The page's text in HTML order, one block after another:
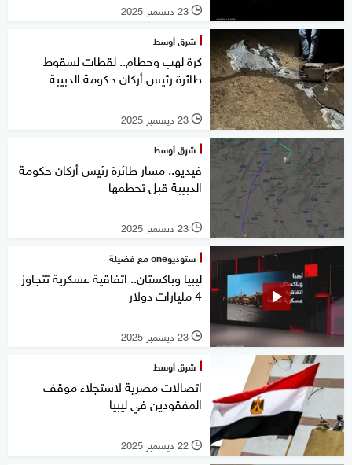
l 23 ديسمبر 2025
شرق أوسط
كرة لهب وحطام.. لقطات لسقوط
طائرة رئيس أركان حكومة الدبيبة
l 23 ديسمبر 2025
شرق أوسط
فيديو.. مسار طائرة رئيس أركان حكومة
الدبيبة قبل تحطمها
l 23 ديسمبر 2025
ستوديوone مع فضيلة
ليبيا وباكستان.. اتفاقية عسكرية تتجاوز
4 مليارات دولار
l 23 ديسمبر 2025
شرق أوسط
اتصالات مصرية لاستجلاء موقف
المفقودين في ليبيا
l 22 ديسمبر 2025